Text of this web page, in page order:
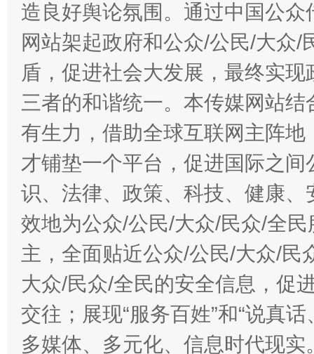
造良好舆论氛围。通过中国公
网站架起政府和公众/公民/大众
盾，促进社会大发展，最终实
三者的和谐统一。本传媒网站
有生力，借助全球互联网主阵
才铺垫一个平台，促进国际之
识、法律、政策、科技、健康
效地为公众/公民/大众/民众/全
主，全面贴近公众/公民/大众/民
大众/民众/全民的安全信息，促
交往；展现“服务百姓”和“说真
多媒体、多元化、信息时代现实